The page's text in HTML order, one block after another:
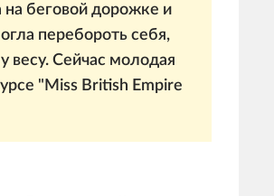
на беговой дорожке и
перебороть себя,
весу. Сейчас молодая
"Miss British Empire